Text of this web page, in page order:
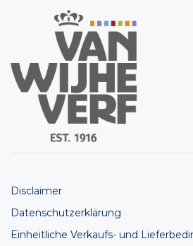
Disclaimer
Datenschutzerklärung
Einheitliche Verkaufs- und